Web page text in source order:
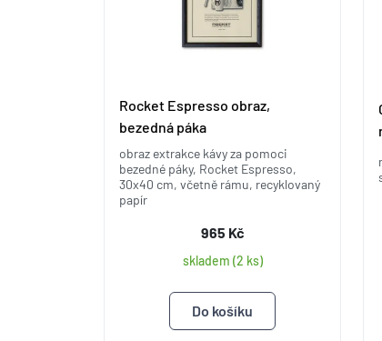
Rocket Espresso obraz,
bezedná páka
obraz extrakce kávy za pomoci
bezedné páky, Rocket Espresso,
30x40 cm, včetně rámu, recyklovaný
papír
965 Kč
skladem (2 ks)